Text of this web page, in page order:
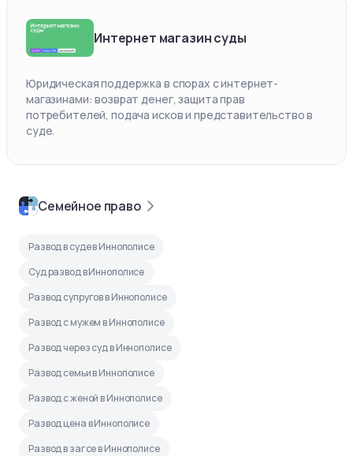
Интернет магазин суды
Юридическая поддержка в спорах с интернет-
магазинами: возврат денег, защита прав
потребителей, подача исков и представительство в
суде.
Семейное право
Развод в суде в Иннополисе
Суд развод в Иннополисе
Развод супругов в Иннополисе
Развод с мужем в Иннополисе
Развод через суд в Иннополисе
Развод семьи в Иннополисе
Развод с женой в Иннополисе
Развод цена в Иннополисе
Развод в загсе в Иннополисе